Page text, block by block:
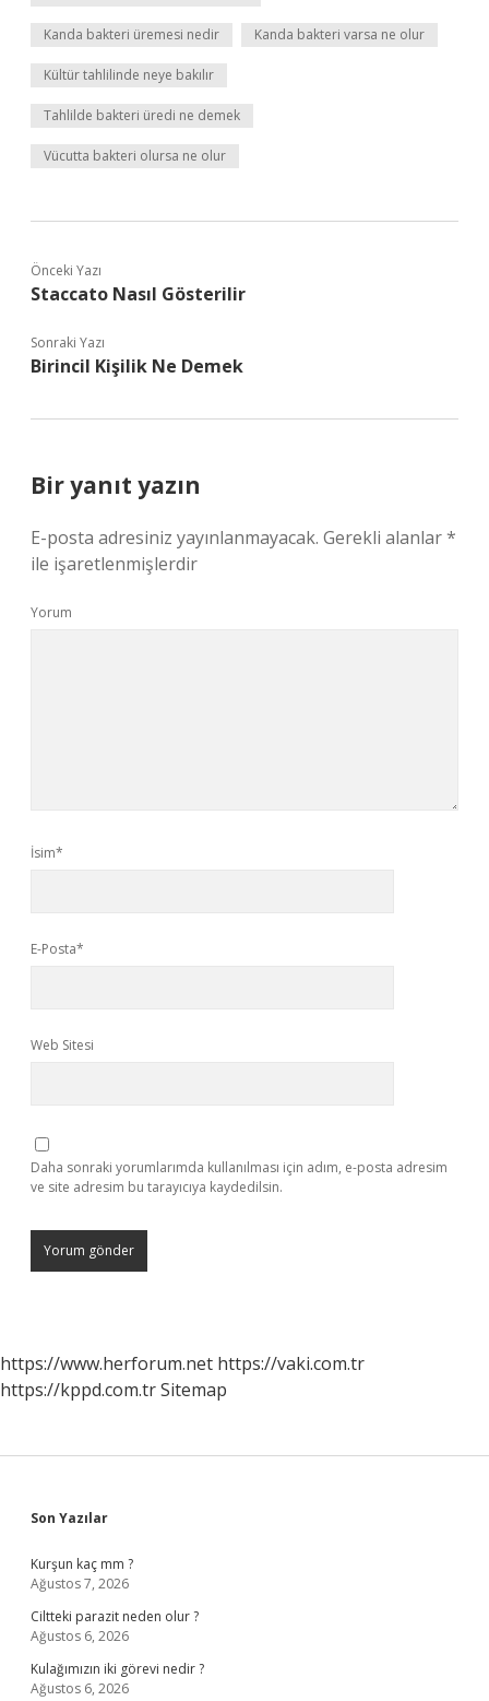
Kanda bakteri üremesi nedir Kanda bakteri varsa ne olur
Kültür tahlilinde neye bakılır
Tahlilde bakteri üredi ne demek
Vücutta bakteri olursa ne olur
Önceki Yazı
Staccato Nasıl Gösterilir
Sonraki Yazı
Birincil Kişilik Ne Demek
Bir yanıt yazın
E-posta adresiniz yayınlanmayacak. Gerekli alanlar*
ile işaretlenmişlerdir
Yorum
İsim*
E-Posta*
Web Sitesi
Daha sonraki yorumlarımda kullanılması için adım, e-posta adresim
ve site adresim bu tarayıcıya kaydedilsin.
https://www.herforum.net https://vaki.com.tr
https://kppd.com.trSitemap
Sidebar
Son Yazılar
Kurşun kaç mm ?
Ağustos 7, 2026
Ciltteki parazit neden olur ?
Ağustos 6, 2026
Kulağımızın iki görevi nedir ?
Ağustos 6, 2026